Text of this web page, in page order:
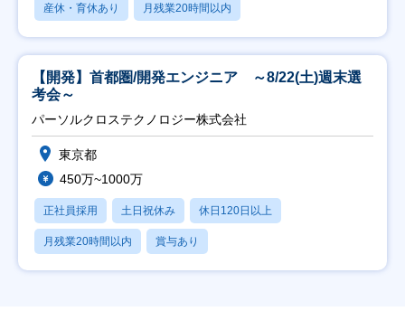
産休・育休あり 月残業20時間以内
【開発】首都圏/開発エンジニア ～8/22(土)週末選
考会～
パーソルクロステクノロジー株式会社
東京都
450万~1000万
正社員採用 土日祝休み 休日120日以上
月残業20時間以内 賞与あり